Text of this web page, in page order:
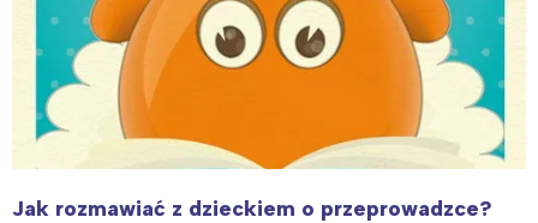
Jak rozmawiać z dzieckiem o przeprowadzce?